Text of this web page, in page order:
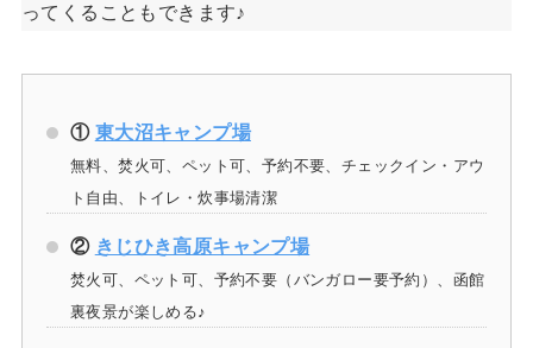
ってくることもできます♪
① 東大沼キャンプ場
無料、焚火可、ペット可、予約不要、チェックイン・アウ
ト自由、トイレ・炊事場清潔
② きじひき高原キャンプ場
焚火可、ペット可、予約不要（バンガロー要予約）、函館
裏夜景が楽しめる♪